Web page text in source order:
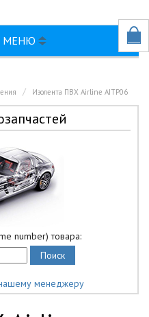
МЕНЮ
Изолента ПВХ Airline AITP06
number) товара:
нашему менеджеру